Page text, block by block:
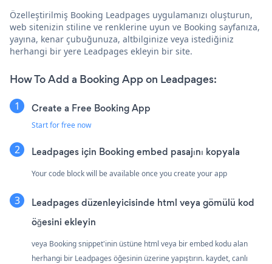
Özelleştirilmiş Booking Leadpages uygulamanızı oluşturun,
web sitenizin stiline ve renklerine uyun ve Booking sayfanıza,
yayına, kenar çubuğunuza, altbilginize veya istediğiniz
herhangi bir yere Leadpages ekleyin bir site.
How To Add a Booking App on Leadpages:
Create a Free Booking App
Start for free now
Leadpages için Booking embed pasajını kopyala
Your code block will be available once you create your app
Leadpages düzenleyicisinde html veya gömülü kod
öğesini ekleyin
veya Booking snippet'inin üstüne html veya bir embed kodu alan
herhangi bir Leadpages öğesinin üzerine yapıştırın. kaydet, canlı